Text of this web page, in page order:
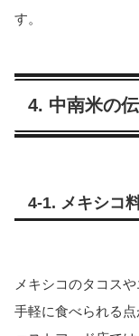
す。
4. 中南米の
4-1. メキシコ
メキシコのタコス
手軽に食べられる